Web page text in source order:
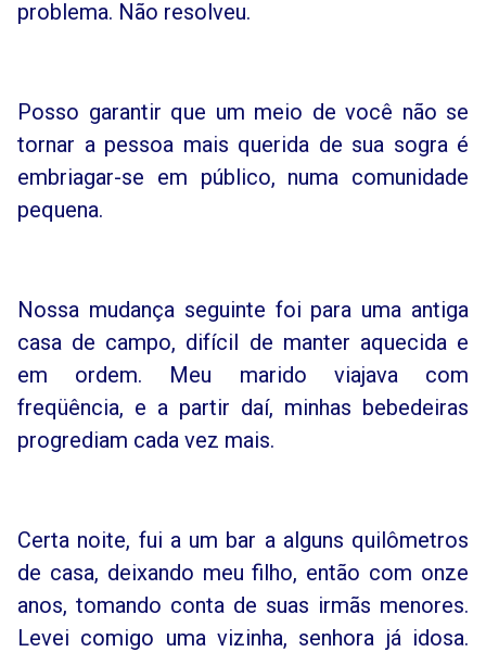
problema. Não resolveu.
Posso garantir que um meio de você não se
tornar a pessoa mais querida de sua sogra é
embriagar-se em público, numa comunidade
pequena.
Nossa mudança seguinte foi para uma antiga
casa de campo, difícil de manter aquecida e
em ordem. Meu marido viajava com
freqüência, e a partir daí, minhas bebedeiras
progrediam cada vez mais.
Certa noite, fui a um bar a alguns quilômetros
de casa, deixando meu filho, então com onze
anos, tomando conta de suas irmãs menores.
Levei comigo uma vizinha, senhora já idosa.